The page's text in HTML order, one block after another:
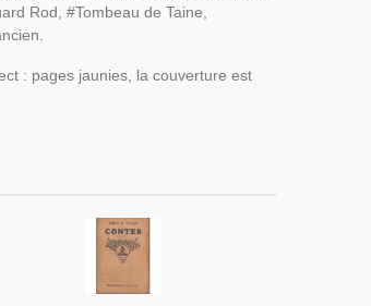
Rod, #Tombeau de Taine,
: pages jaunies, la couverture est